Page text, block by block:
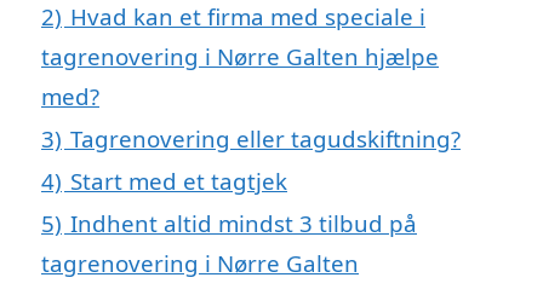
2) Hvad kan et firma med speciale i
tagrenovering i Nørre Galten hjælpe
med?
3) Tagrenovering eller tagudskiftning?
4) Start med et tagtjek
5) Indhent altid mindst 3 tilbud på
tagrenovering i Nørre Galten